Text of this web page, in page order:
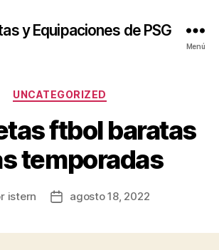
y Equipaciones de PSG
Menú
Categorías
UNCATEGORIZED
ftbol baratas
temporadas
istern
Fechaagosto 18, 2022